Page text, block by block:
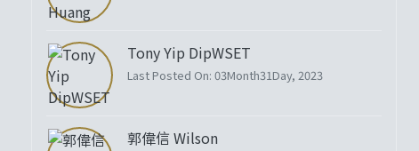
Tony Yip DipWSET
Last Posted On: 03Month31Day, 2023
郭偉信 Wilson